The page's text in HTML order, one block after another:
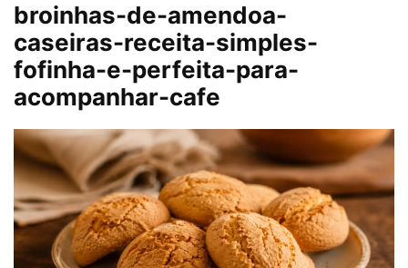
broinhas-de-amendoa-
caseiras-receita-simples-
fofinha-e-perfeita-para-
acompanhar-cafe